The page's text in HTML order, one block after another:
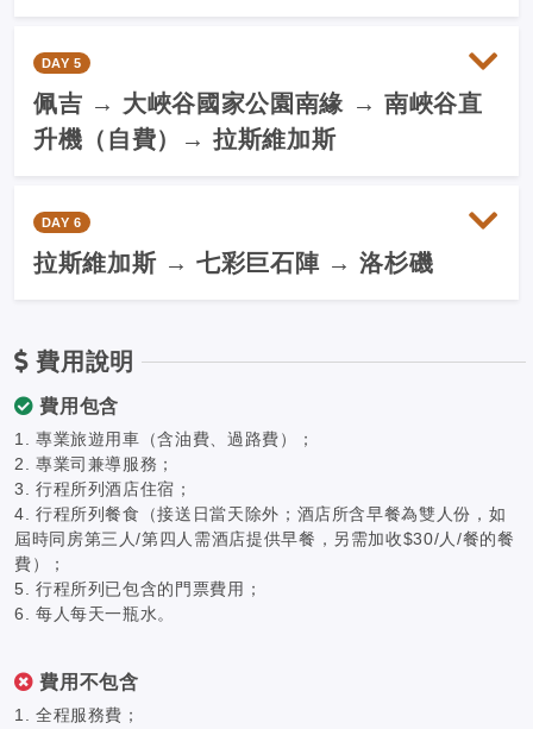
DAY 5
佩吉 → 大峽谷國家公園南緣 → 南峽谷直
升機（自費）→ 拉斯維加斯
DAY 6
拉斯維加斯 → 七彩巨石陣 → 洛杉磯
費用說明
費用包含
1. 專業旅遊用車（含油費、過路費）；
2. 專業司兼導服務；
3. 行程所列酒店住宿；
4. 行程所列餐食（接送日當天除外；酒店所含早餐為雙人份，如
屆時同房第三人/第四人需酒店提供早餐，另需加收$30/人/餐的餐
費）；
5. 行程所列已包含的門票費用；
6. 每人每天一瓶水。
費用不包含
1. 全程服務費；